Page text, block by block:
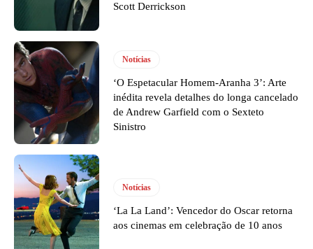
Scott Derrickson
Notícias
‘O Espetacular Homem-Aranha 3’: Arte
inédita revela detalhes do longa cancelado
de Andrew Garfield com o Sexteto
Sinistro
Notícias
‘La La Land’: Vencedor do Oscar retorna
aos cinemas em celebração de 10 anos